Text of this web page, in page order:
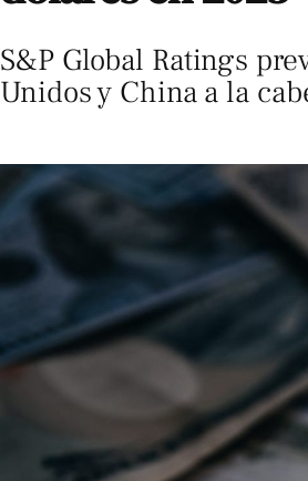
S&P Global Ratings
Unidos y China a la